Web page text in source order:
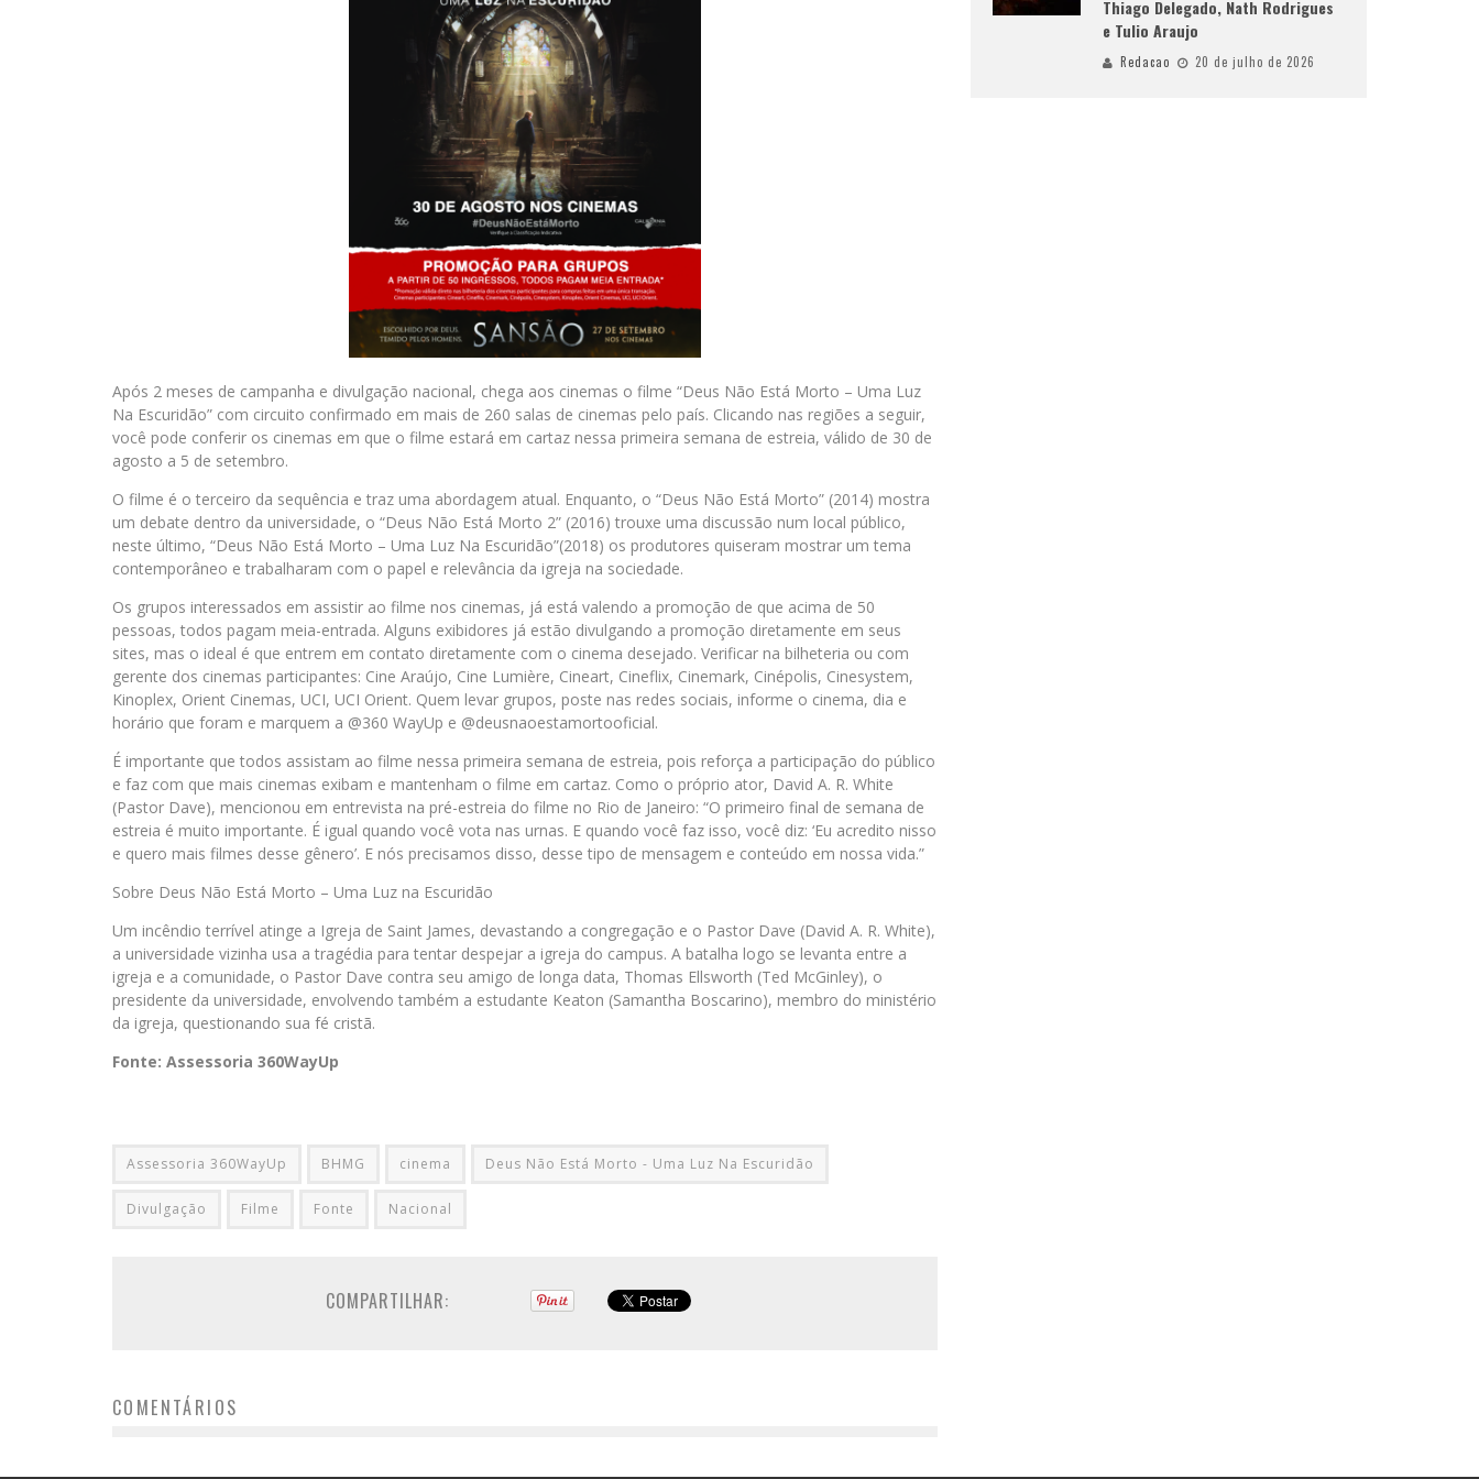
Após 2 meses de campanha e divulgação nacional, chega aos cinemas o filme “Deus Não Está Morto – Uma Luz
Na Escuridão” com circuito confirmado em mais de 260 salas de cinemas pelo país. Clicando nas regiões a seguir,
você pode conferir os cinemas em que o filme estará em cartaz nessa primeira semana de estreia, válido de 30 de
agosto a 5 de setembro.
O filme é o terceiro da sequência e traz uma abordagem atual. Enquanto, o “Deus Não Está Morto” (2014) mostra
um debate dentro da universidade, o “Deus Não Está Morto 2” (2016) trouxe uma discussão num local público,
neste último, “Deus Não Está Morto – Uma Luz Na Escuridão”(2018) os produtores quiseram mostrar um tema
contemporâneo e trabalharam com o papel e relevância da igreja na sociedade.
Os grupos interessados em assistir ao filme nos cinemas, já está valendo a promoção de que acima de 50
pessoas, todos pagam meia-entrada. Alguns exibidores já estão divulgando a promoção diretamente em seus
sites, mas o ideal é que entrem em contato diretamente com o cinema desejado. Verificar na bilheteria ou com
gerente dos cinemas participantes: Cine Araújo, Cine Lumière, Cineart, Cineflix, Cinemark, Cinépolis, Cinesystem,
Kinoplex, Orient Cinemas, UCI, UCI Orient. Quem levar grupos, poste nas redes sociais, informe o cinema, dia e
horário que foram e marquem a @360 WayUp e @deusnaoestamortooficial.
É importante que todos assistam ao filme nessa primeira semana de estreia, pois reforça a participação do público
e faz com que mais cinemas exibam e mantenham o filme em cartaz. Como o próprio ator, David A. R. White
(Pastor Dave), mencionou em entrevista na pré-estreia do filme no Rio de Janeiro: “O primeiro final de semana de
estreia é muito importante. É igual quando você vota nas urnas. E quando você faz isso, você diz: ‘Eu acredito nisso
e quero mais filmes desse gênero’. E nós precisamos disso, desse tipo de mensagem e conteúdo em nossa vida.”
Sobre Deus Não Está Morto – Uma Luz na Escuridão
Um incêndio terrível atinge a Igreja de Saint James, devastando a congregação e o Pastor Dave (David A. R. White),
a universidade vizinha usa a tragédia para tentar despejar a igreja do campus. A batalha logo se levanta entre a
igreja e a comunidade, o Pastor Dave contra seu amigo de longa data, Thomas Ellsworth (Ted McGinley), o
presidente da universidade, envolvendo também a estudante Keaton (Samantha Boscarino), membro do ministério
da igreja, questionando sua fé cristã.
Fonte: Assessoria 360WayUp
Assessoria 360WayUp BHMG cinema Deus Não Está Morto - Uma Luz Na Escuridão
Divulgação Filme Fonte Nacional
COMPARTILHAR:
COMENTÁRIOS
Thiago Delegado, Nath Rodrigues
e Tulio Araujo
Redacao 20 de julho de 2026